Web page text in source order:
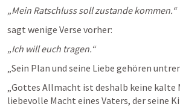
„Mein Ratschluss soll zustande kommen.“
sagt wenige Verse vorher:
„Ich will euch tragen.“
„Sein Plan und seine Liebe gehören
„Gottes Allmacht ist deshalb keine kalte
liebevolle Macht eines Vaters, der seine